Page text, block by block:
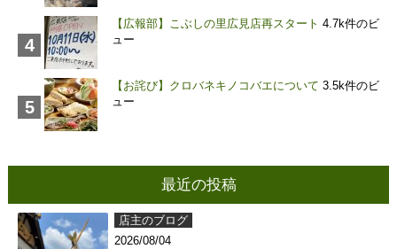
【広報部】こぶしの里広見店再スタート 4.7k件のビ
ュー
【お詫び】クロバネキノコバエについて 3.5k件のビ
ュー
最近の投稿
店主のブログ
2026/08/04